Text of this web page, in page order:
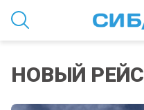
НОВЫЙ РЕЙС